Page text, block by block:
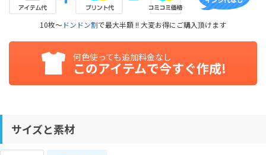
10枚～ドンドン割で最大半額 !! 大変お得にご購入頂けます
何色使っても追加料金なし
このアイテムで今すぐ作成!
サイズと素材